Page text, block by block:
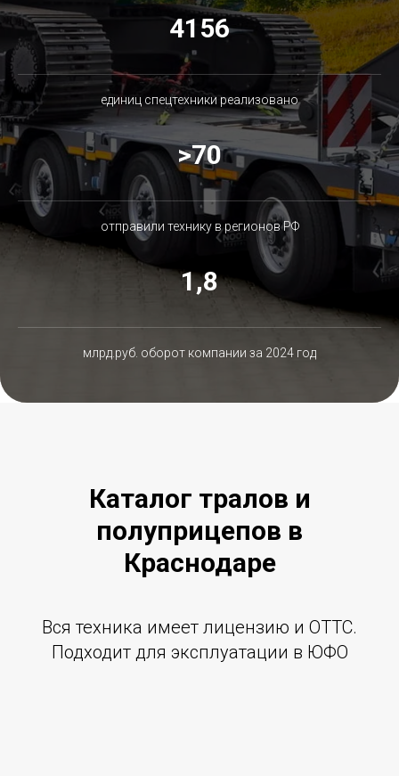
4156
единиц спецтехники реализовано
>70
отправили технику в регионов РФ
1,8
млрд.руб. оборот компании за 2024 год
Каталог тралов и
полуприцепов в
Краснодаре
Вся техника имеет лицензию и ОТТС.
Подходит для эксплуатации в ЮФО